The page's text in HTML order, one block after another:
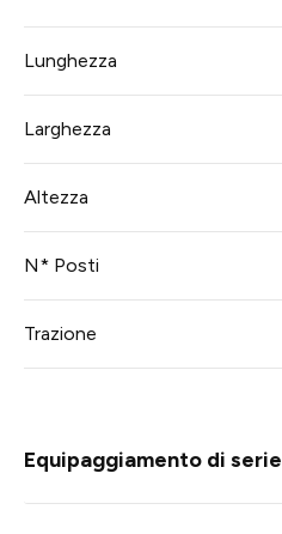
Lunghezza
Larghezza
Altezza
N* Posti
Trazione
Equipaggiamento di serie